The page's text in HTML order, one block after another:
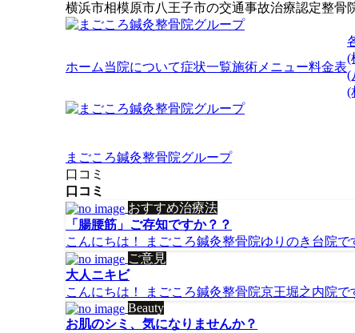
横浜市相模原市八王子市の交通事故治療認定整骨
ホーム当院について症状一覧施術メニュー料金表
(
(
(
まごころ鍼灸整骨院グループ
口コミ
口コミ
おすすめ治療法
「腸腰筋」ご存知ですか？？
こんにちは！ まごころ鍼灸整骨院ゆりのき台院
ご意見
大人ニキビ
こんにちは！ まごころ鍼灸整骨院京王堀之内院
Beauty
お肌のシミ、気になりませんか？